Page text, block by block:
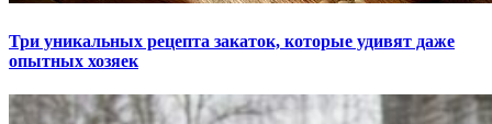
Три уникальных рецепта закаток, которые удивят даже
опытных хозяек